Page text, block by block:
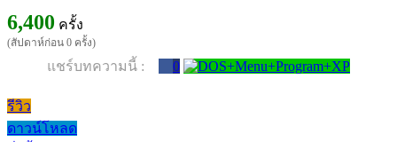
6,400 ครั้ง
(สัปดาห์ก่อน 0 ครั้ง)
แชร์บทความนี้ : 0
รีวิว
ดาวน์โหลด